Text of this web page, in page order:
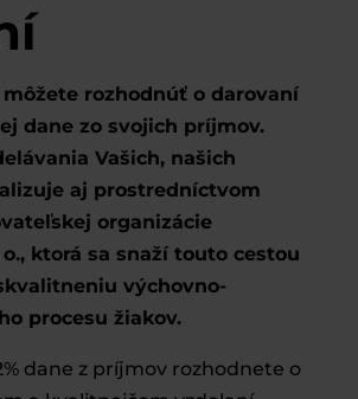
rozhodnúť o darovaní
dane zo svojich príjmov.
Vašich, našich
aj prostredníctvom
organizácie
o., ktorá sa snaží touto cestou
výchovno-
procesu žiakov.
dane z príjmov rozhodnete o